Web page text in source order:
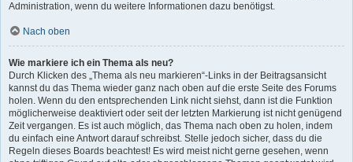
Administration, wenn du weitere Informationen dazu benötigst.
Nach oben
Wie markiere ich ein Thema als neu?
Durch Klicken des „Thema als neu markieren“-Links in der Beitragsansicht
kannst du das Thema wieder ganz nach oben auf die erste Seite des Forums
holen. Wenn du den entsprechenden Link nicht siehst, dann ist die Funktion
möglicherweise deaktiviert oder seit der letzten Markierung ist nicht genügend
Zeit vergangen. Es ist auch möglich, das Thema nach oben zu holen, indem
du einfach eine Antwort darauf schreibst. Stelle jedoch sicher, dass du die
Regeln dieses Boards beachtest! Es wird meist nicht gerne gesehen, wenn